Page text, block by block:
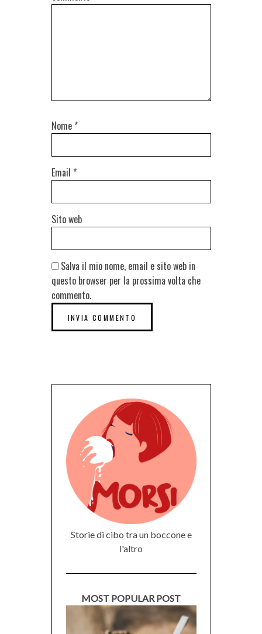
Nome *
Email *
Sito web
Salva il mio nome, email e sito web in
questo browser per la prossima volta che
commento.
Storie di cibo tra un boccone e
l'altro
MOST POPULAR POST